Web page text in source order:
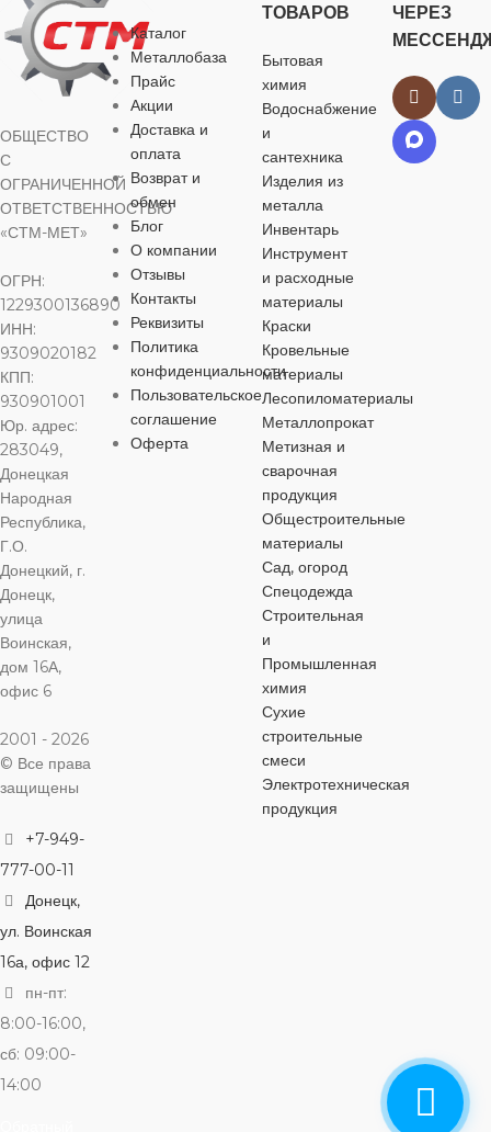
ОБЩЕСТВО
С
ОГРАНИЧЕННОЙ
ОТВЕТСТВЕННОСТЬЮ
«СТМ-МЕТ»
ОГРН:
1229300136890
ИНН:
9309020182
КПП:
930901001
Юр. адрес:
283049,
Донецкая
Народная
Республика,
Г.О.
Донецкий, г.
Донецк,
улица
Воинская,
дом 16А,
офис 6
2001 - 2026
© Все права
защищены
+7-949-
777-00-11
Донецк,
ул. Воинская
16а, офис 12
пн-пт:
8:00-16:00,
сб: 09:00-
14:00
Каталог
Металлобаза
Прайс
Акции
Доставка и
оплата
Возврат и
обмен
Блог
О компании
Отзывы
Контакты
Реквизиты
Политика
конфиденциальности
Пользовательское
соглашение
Оферта
ТОВАРОВ
Бытовая
химия
Водоснабжение
и
сантехника
Изделия из
металла
Инвентарь
Инструмент
и расходные
материалы
Краски
Кровельные
материалы
Лесопиломатериалы
Металлопрокат
Метизная и
сварочная
продукция
Общестроительные
материалы
Сад, огород
Спецодежда
Строительная
и
Промышленная
химия
Сухие
строительные
смеси
Электротехническая
продукция
ЧЕРЕЗ